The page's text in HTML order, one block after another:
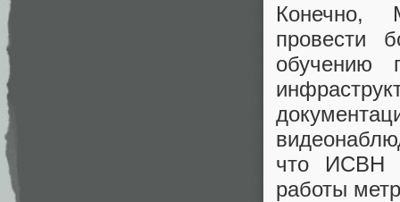
Конечно,
провести
обучению
что ИСВН
работы